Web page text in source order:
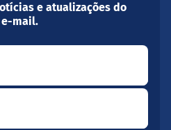
e atualizações do
e-mail.